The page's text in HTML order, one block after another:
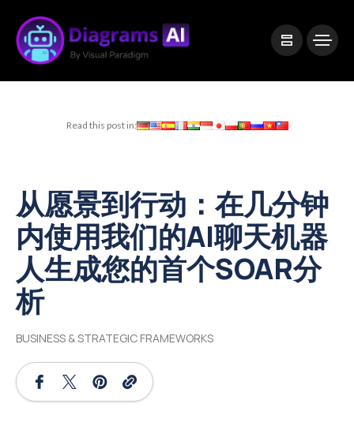
Read this post in:
从愿景到行动：在几分钟
内使用我们的AI聊天机器
人生成您的首个SOAR分
析
BUSINESS & STRATEGIC FRAMEWORKS